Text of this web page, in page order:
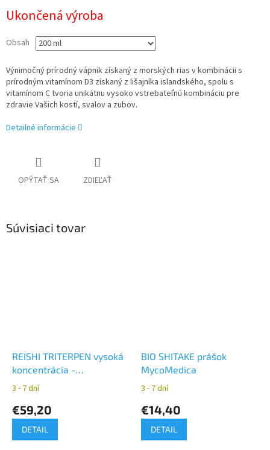
cena:
Ukončená výroba
Obsah
Výnimočný prírodný vápnik získaný z morských rias v kombinácii s
prírodným vitamínom D3 získaný z lišajníka islandského, spolu s
vitamínom C tvoria unikátnu vysoko vstrebateľnú kombináciu pre
zdravie Vašich kostí, svalov a zubov.
Detailné informácie
OPÝTAŤ SA ZDIEĽAŤ
Súvisiaci tovar
REISHI TRITERPEN vysoká
koncentrácia -
MycoMedica
3 - 7 dní
€59,20
DETAIL
BIO SHITAKE prášok
MycoMedica
3 - 7 dní
€14,40
DETAIL